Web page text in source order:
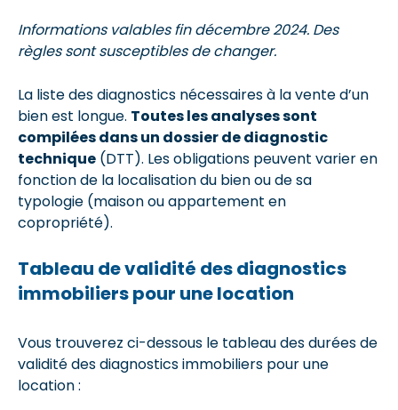
Informations valables fin décembre 2024. Des
règles sont susceptibles de changer.
La liste des diagnostics nécessaires à la vente d’un
bien est longue. Toutes les analyses sont
compilées dans un dossier de diagnostic
technique (DTT). Les obligations peuvent varier en
fonction de la localisation du bien ou de sa
typologie (maison ou appartement en
copropriété).
Tableau de validité des diagnostics
immobiliers pour une location
Vous trouverez ci-dessous le tableau des durées de
validité des diagnostics immobiliers pour une
location :